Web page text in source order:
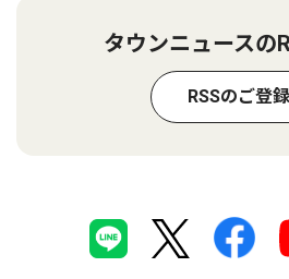
タウンニュースの
RSSのご登録